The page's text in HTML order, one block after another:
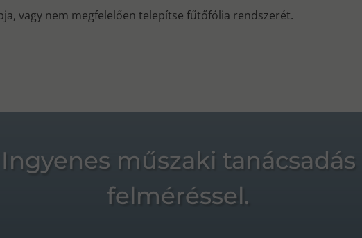
vagy nem megfelelően telepítse fűtőfólia rendszerét.
Ingyenes műszaki tanácsadás
felméréssel.